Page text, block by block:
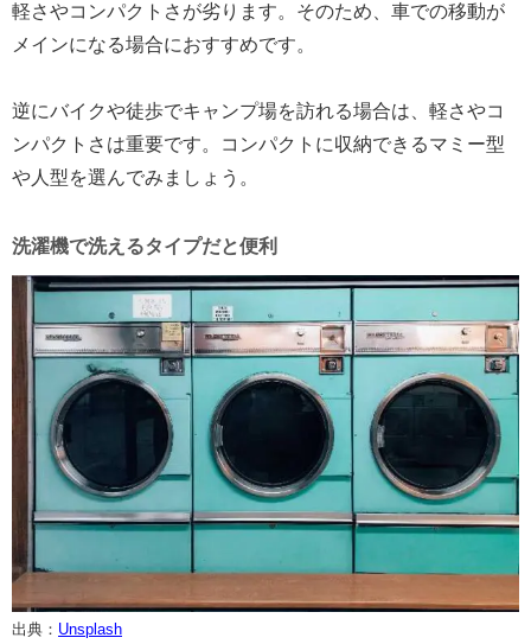
軽さやコンパクトさが劣ります。そのため、車での移動が
メインになる場合におすすめです。
逆にバイクや徒歩でキャンプ場を訪れる場合は、軽さやコ
ンパクトさは重要です。コンパクトに収納できるマミー型
や人型を選んでみましょう。
洗濯機で洗えるタイプだと便利
出典： Unsplash